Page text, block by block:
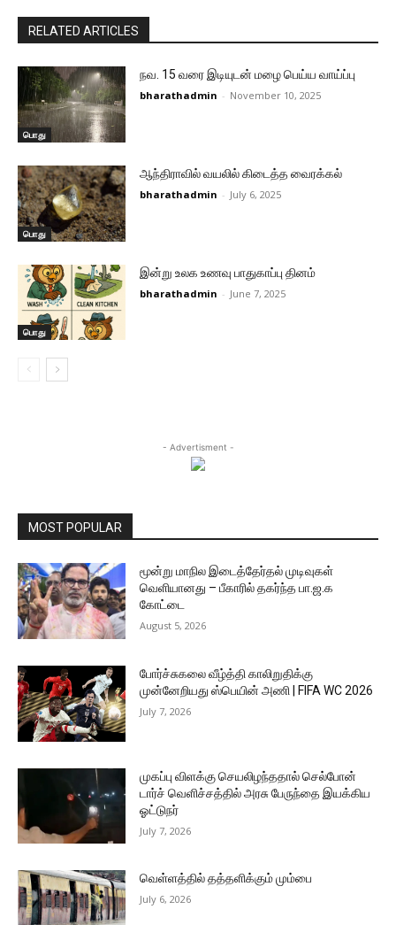
RELATED ARTICLES
பொது
நவ. 15 வரை இடியுடன் மழை பெய்ய வாய்ப்பு
bharathadmin - November 10, 2025
பொது
ஆந்திராவில் வயலில் கிடைத்த வைரக்கல்
bharathadmin - July 6, 2025
பொது
இன்று உலக உணவு பாதுகாப்பு தினம்
bharathadmin - June 7, 2025
- Advertisment -
MOST POPULAR
மூன்று மாநில இடைத்தேர்தல் முடிவுகள்
வெளியானது – பீகாரில் தகர்ந்த பா.ஜ.க
கோட்டை
August 5, 2026
போர்ச்சுகலை வீழ்த்தி காலிறுதிக்கு
முன்னேறியது ஸ்பெயின் அணி | FIFA WC 2026
July 7, 2026
முகப்பு விளக்கு செயலிழந்ததால் செல்போன்
டார்ச் வெளிச்சத்தில் அரசு பேருந்தை இயக்கிய
ஓட்டுநர்
July 7, 2026
வெள்ளத்தில் தத்தளிக்கும் மும்பை
July 6, 2026